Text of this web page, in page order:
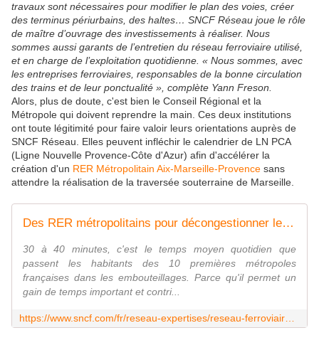
travaux sont nécessaires pour modifier le plan des voies, créer
des terminus périurbains, des haltes… SNCF Réseau joue le rôle
de maître d’ouvrage des investissements à réaliser. Nous
sommes aussi garants de l’entretien du réseau ferroviaire utilisé,
et en charge de l’exploitation quotidienne. « Nous sommes, avec
les entreprises ferroviaires, responsables de la bonne circulation
des trains et de leur ponctualité », complète Yann Freson.
Alors, plus de doute, c'est bien le Conseil Régional et la
Métropole qui doivent reprendre la main. Ces deux institutions
ont toute légitimité pour faire valoir leurs orientations auprès de
SNCF Réseau. Elles peuvent infléchir le calendrier de LN PCA
(Ligne Nouvelle Provence-Côte d'Azur) afin d'accélérer la
création d'un RER Métropolitain Aix-Marseille-Provence sans
attendre la réalisation de la traversée souterraine de Marseille.
Des RER métropolitains pour décongestionner les villes
30 à 40 minutes, c'est le temps moyen quotidien que
passent les habitants des 10 premières métropoles
françaises dans les embouteillages. Parce qu'il permet un
gain de temps important et contri...